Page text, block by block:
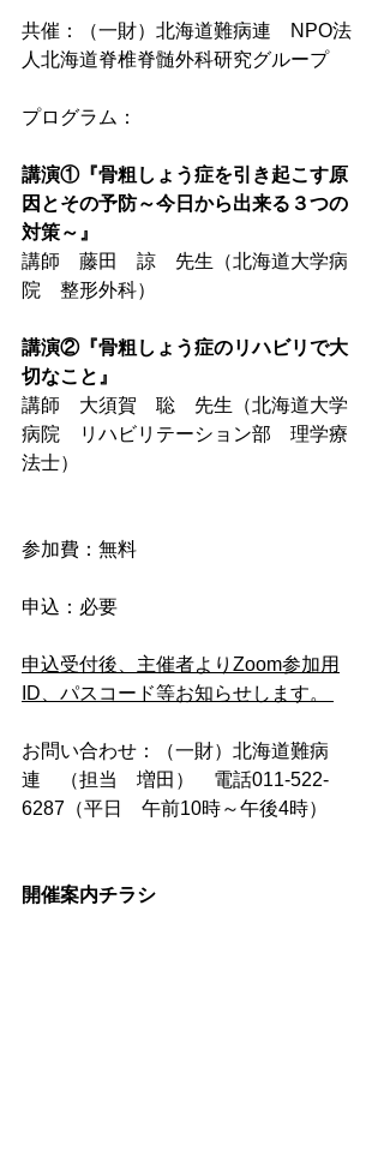
共催：（一財）北海道難病連　NPO法
人北海道脊椎脊髄外科研究グループ
プログラム：
講演①『骨粗しょう症を引き起こす原
因とその予防～今日から出来る３つの
対策～』
講師　藤田　諒　先生（北海道大学病
院　整形外科）
講演②『骨粗しょう症のリハビリで大
切なこと』
講師　大須賀　聡　先生（北海道大学
病院　リハビリテーション部　理学療
法士）
参加費：無料
申込：必要
申込受付後、主催者よりZoom参加用
ID、パスコード等お知らせします。
お問い合わせ：（一財）北海道難病
連　（担当　増田）　電話011-522-
6287（平日　午前10時～午後4時）
開催案内チラシ